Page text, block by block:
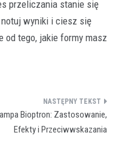
przeliczania stanie się
wyniki i ciesz się
od tego, jakie formy masz
Bioptron: Zastosowanie,
Efekty i Przeciwwskazania